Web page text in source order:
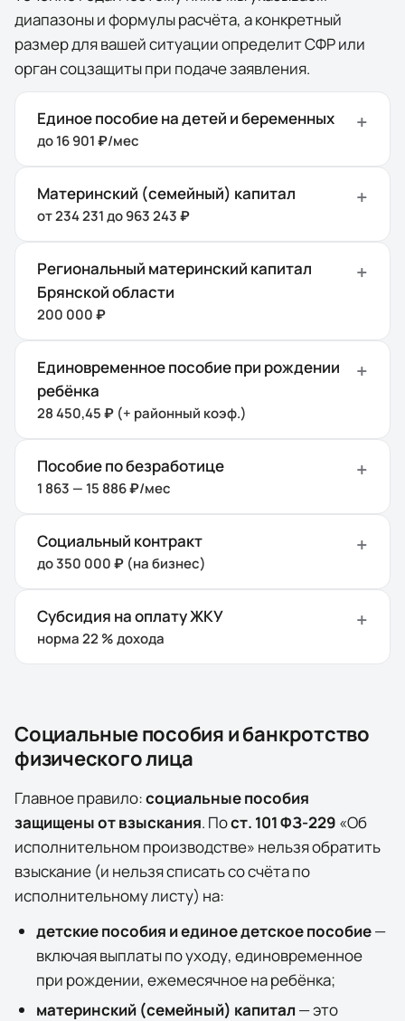
диапазоны и формулы расчёта, а конкретный
размер для вашей ситуации определит СФР или
орган соцзащиты при подаче заявления.
Единое пособие на детей и беременных
до 16 901 ₽/мес
Материнский (семейный) капитал
от 234 231 до 963 243 ₽
Региональный материнский капитал
Брянской области
200 000 ₽
Единовременное пособие при рождении
ребёнка
28 450,45 ₽ (+ районный коэф.)
Пособие по безработице
1 863 — 15 886 ₽/мес
Социальный контракт
до 350 000 ₽ (на бизнес)
Субсидия на оплату ЖКУ
норма 22 % дохода
Социальные пособия и банкротство
физического лица
Главное правило:социальные пособия
защищены от взыскания. Пост. 101 ФЗ-229 «Об
исполнительном производстве» нельзя обратить
взыскание (и нельзя списать со счёта по
исполнительному листу) на:
детские пособия и единое детское пособие—
включая выплаты по уходу, единовременное
при рождении, ежемесячное на ребёнка;
материнский (семейный) капитал — это